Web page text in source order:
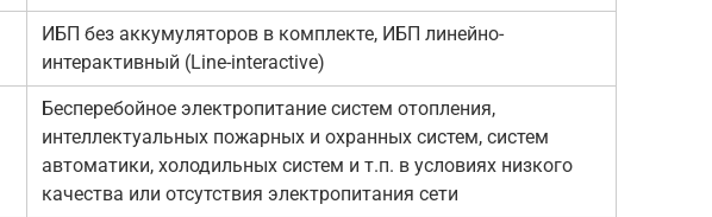
ИБП без аккумуляторов в комплекте, ИБП линейно-
интерактивный (Line-interactive)
Бесперебойное электропитание систем отопления,
интеллектуальных пожарных и охранных систем, систем
автоматики, холодильных систем и т.п. в условиях низкого
качества или отсутствия электропитания сети